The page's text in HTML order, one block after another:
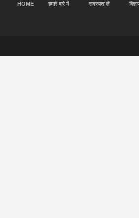
HOME हमारे बारे में सदस्यता लें